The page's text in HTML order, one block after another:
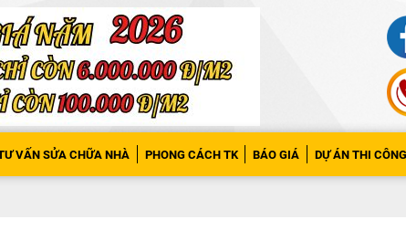
VẤN SỬA CHỮA NHÀ PHONG CÁCH TK BÁO GIÁ DỰ ÁN THI CÔNG